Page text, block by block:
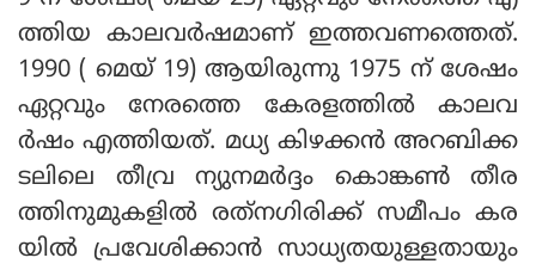
ത്തിയ കാലവര്‍ഷമാണ് ഇത്തവണത്തെത്.
1990 ( മെയ് 19) ആയിരുന്നു 1975 ന് ശേഷം
ഏറ്റവും നേരത്തെ കേരളത്തില്‍ കാലവ
ര്‍ഷം എത്തിയത്. മധ്യ കിഴക്കന്‍ അറബിക്ക
ടലിലെ തീവ്ര ന്യുനമര്‍ദ്ദം കൊങ്കണ്‍ തീര
ത്തിനുമുകളില്‍ രത്‌നഗിരിക്ക് സമീപം കര
യില്‍ പ്രവേശിക്കാന്‍ സാധ്യതയുള്ളതായും